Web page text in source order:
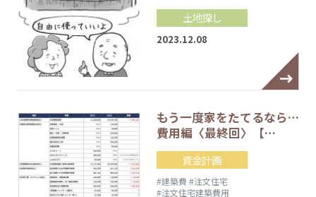
土地探し
2023.12.08
もう一度家をたてるなら…
費用編〈最終回〉【…
資金計画
#建築費 #注文住宅
#注文住宅建築費用